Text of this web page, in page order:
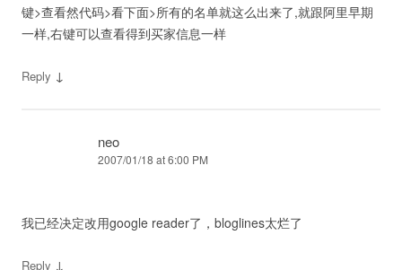
键>查看然代码>看下面>所有的名单就这么出来了,就跟阿里早期
一样,右键可以查看得到买家信息一样
Reply ↓
neo
2007/01/18 at 6:00 PM
我已经决定改用google reader了，bloglines太烂了
Reply ↓